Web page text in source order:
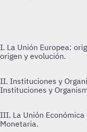
I. La Unión Europea:
origen y evolución.
II. Instituciones y
Instituciones y
III. La Unión
Monetaria.